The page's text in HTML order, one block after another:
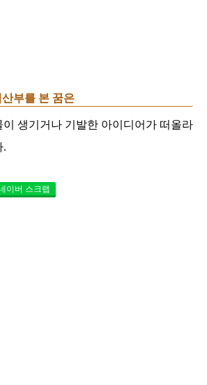
부를 본 꿈은
생기거나 기발한 아이디어가 떠올라
.
이버 스크랩